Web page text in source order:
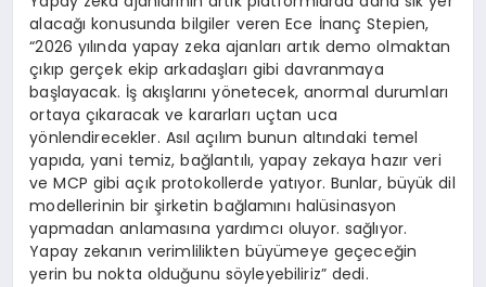
alacağı konusunda bilgiler veren Ece İnanç Stepien,
“2026 yılında yapay zeka ajanları artık demo olmaktan
çıkıp gerçek ekip arkadaşları gibi davranmaya
başlayacak. İş akışlarını yönetecek, anormal durumları
ortaya çıkaracak ve kararları uçtan uca
yönlendirecekler. Asıl açılım bunun altındaki temel
yapıda, yani temiz, bağlantılı, yapay zekaya hazır veri
ve MCP gibi açık protokollerde yatıyor. Bunlar, büyük dil
modellerinin bir şirketin bağlamını halüsinasyon
yapmadan anlamasına yardımcı oluyor. sağlıyor.
Yapay zekanın verimlilikten büyümeye geçeceğin
yerin bu nokta olduğunu söyleyebiliriz” dedi.